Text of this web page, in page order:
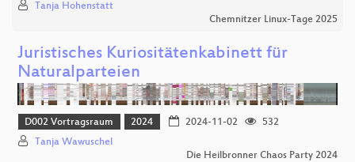
Tanja Hohenstatt
Chemnitzer Linux-Tage 2025
Juristisches Kuriositätenkabinett für
Naturalparteien
D002 Vortragsraum 2024 2024-11-02
532
Tanja Wawuschel
Die Heilbronner Chaos Party 2024